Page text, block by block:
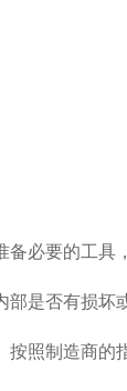
必要的工具，
是否有损坏或
照制造商的指